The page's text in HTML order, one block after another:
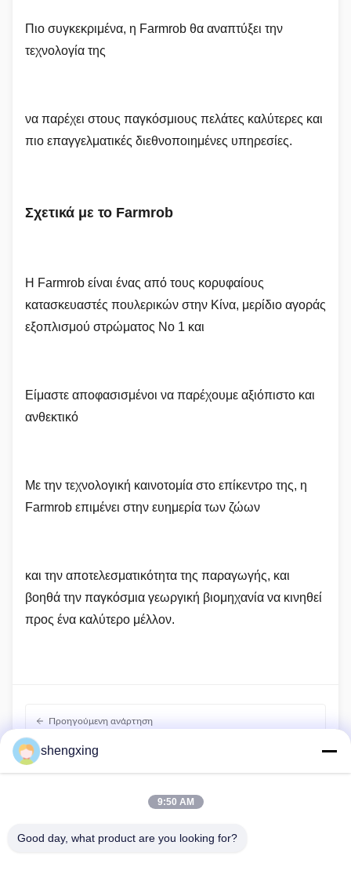
Πιο συγκεκριμένα, η Farmrob θα αναπτύξει την
τεχνολογία της
να παρέχει στους παγκόσμιους πελάτες καλύτερες και
πιο επαγγελματικές διεθνοποιημένες υπηρεσίες.
Σχετικά με το Farmrob
Η Farmrob είναι ένας από τους κορυφαίους
κατασκευαστές πουλερικών στην Κίνα, μερίδιο αγοράς
εξοπλισμού στρώματος Νο 1 και
Είμαστε αποφασισμένοι να παρέχουμε αξιόπιστο και
ανθεκτικό
Με την τεχνολογική καινοτομία στο επίκεντρο της, η
Farmrob επιμένει στην ευημερία των ζώων
και την αποτελεσματικότητα της παραγωγής, και
βοηθά την παγκόσμια γεωργική βιομηχανία να κινηθεί
προς ένα καλύτερο μέλλον.
Προηγούμενη ανάρτηση
Τα χαρακτηριστικά και αξιόπιστα προϊόντα της Farmrob
παρουσιάζονται στο SIPSA-FILAHA & AGROFOOD
2025
συνέδριο ανάπτυξης της βιομηχανίας στρωμάτων
shengxing
9:50 AM
Good day, what product are you looking for?